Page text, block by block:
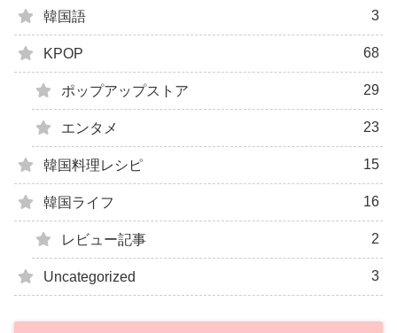
韓国語 3
KPOP 68
ポップアップストア 29
エンタメ 23
韓国料理レシピ 15
韓国ライフ 16
レビュー記事 2
Uncategorized 3